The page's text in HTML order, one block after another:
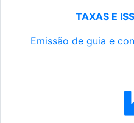
TAXAS E
Emissão de guia e